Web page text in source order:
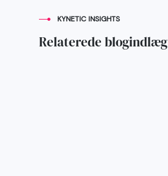
KYNETIC INSIGHTS
Relaterede blogindlæg